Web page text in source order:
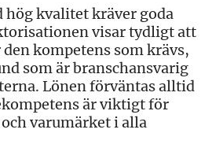
hög kvalitet kräver goda
visar tydligt att
kompetens som krävs,
som är branschansvarig
Lönen förväntas alltid
är viktigt för
varumärket i alla